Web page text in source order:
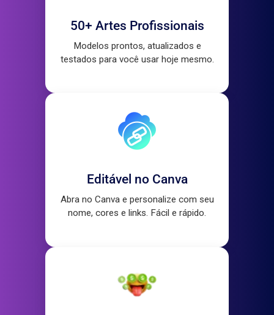
50+ Artes Profissionais
Modelos prontos, atualizados e
testados para você usar hoje mesmo.
Editável no Canva
Abra no Canva e personalize com seu
nome, cores e links. Fácil e rápido.